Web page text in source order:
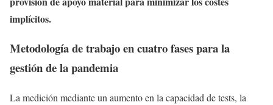
implícitos.
Metodología de trabajo en cuatro fases para la
gestión de la pandemia
La medición mediante un aumento en la capacidad de tests, la